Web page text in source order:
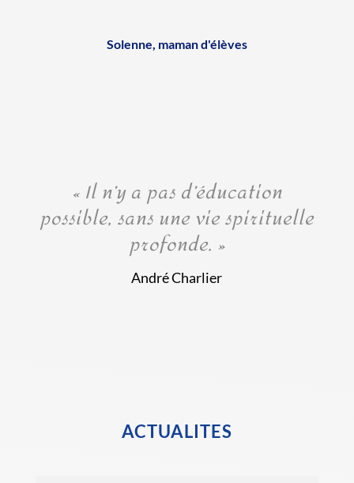
Solenne, maman d'élèves
« Il n’y a pas d’éducation
possible, sans une vie spirituelle
profonde. »
André Charlier
ACTUALITES